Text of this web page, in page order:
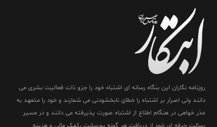
روزنامه نگاران این بنگاه رسانه ای اشتباه خود را جزو ذات فعالیت بشری می
دانند ولی اصرار بر اشتباه را خطای نابخشودنی می شمارند و خود را متعهد به
عذر خواهی در هنگام اطلاع از اشتباه صورت پذیرفته می دانند و در مسیر